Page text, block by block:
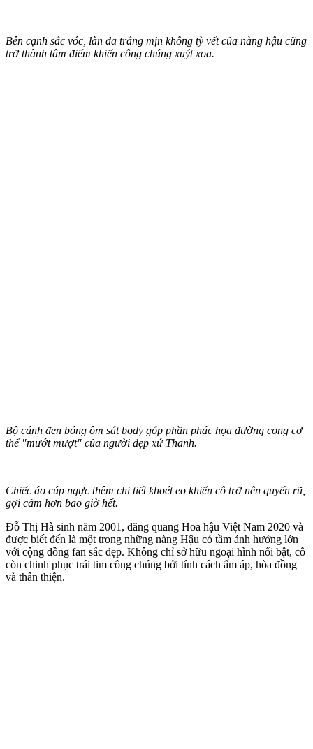
Bên cạnh sắc vóc, làn da trắng mịn không tỳ vết của nàng hậu cũng
trở thành tâm điểm khiến công chúng xuýt xoa.
Bộ cánh đen bóng ôm sát body góp phần phác họa đường cong c‌ơ
th‌ể "mướt mượt" của người đẹp xứ Thanh.
Chiếc áo cúp ngực thêm chi tiết khoét eo khiến cô trở nên quyến rũ,
gợi cảm hơn bao giờ hết.
Đỗ Thị Hà sinh năm 2001, đăng quang Hoa hậu Việt Nam 2020 và
được biết đến là một trong những nàng Hậu có tầm ảnh hưởng lớn
với cộng đồng fan sắc đẹp. Không chỉ sở hữu ngoại hình nổi bật, cô
còn chinh phục trái tim công chúng bởi tính cách ấm áp, hòa đồng
và thân thiện.